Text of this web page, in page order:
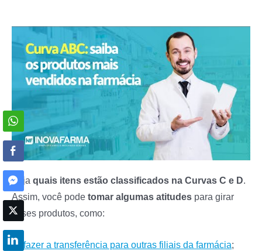
Veja quais itens estão classificados na Curvas C e D.
Assim, você pode tomar algumas atitudes para girar
esses produtos, como:
fazer a transferência para outras filiais da farmácia;